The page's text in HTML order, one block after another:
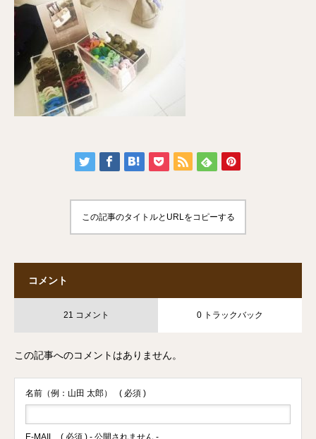
この記事のタイトルとURLをコピーする
コメント
21 コメント 0 トラックバック
この記事へのコメントはありません。
名前（例：山田 太郎） ( 必須 )
E-MAIL ( 必須 ) - 公開されません -